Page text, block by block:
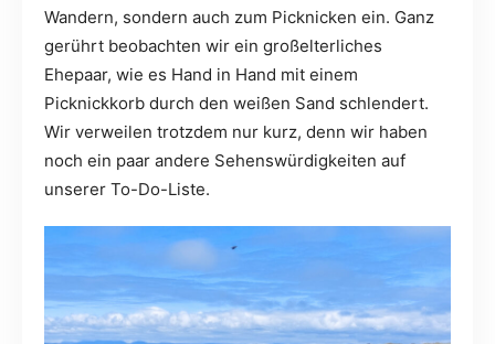
Wandern, sondern auch zum Picknicken ein. Ganz
gerührt beobachten wir ein großelterliches
Ehepaar, wie es Hand in Hand mit einem
Picknickkorb durch den weißen Sand schlendert.
Wir verweilen trotzdem nur kurz, denn wir haben
noch ein paar andere Sehenswürdigkeiten auf
unserer To-Do-Liste.